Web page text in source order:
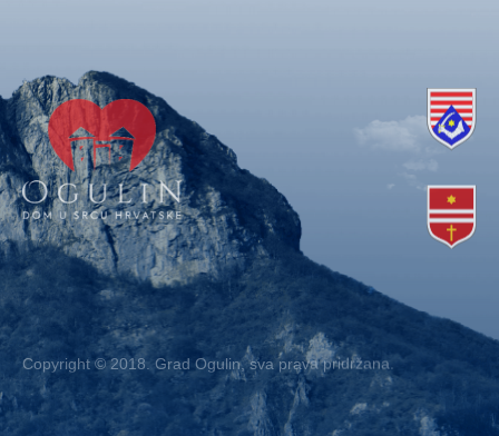
Copyright © 2018. Grad Ogulin, sva prava pridržana.
Design byEA93